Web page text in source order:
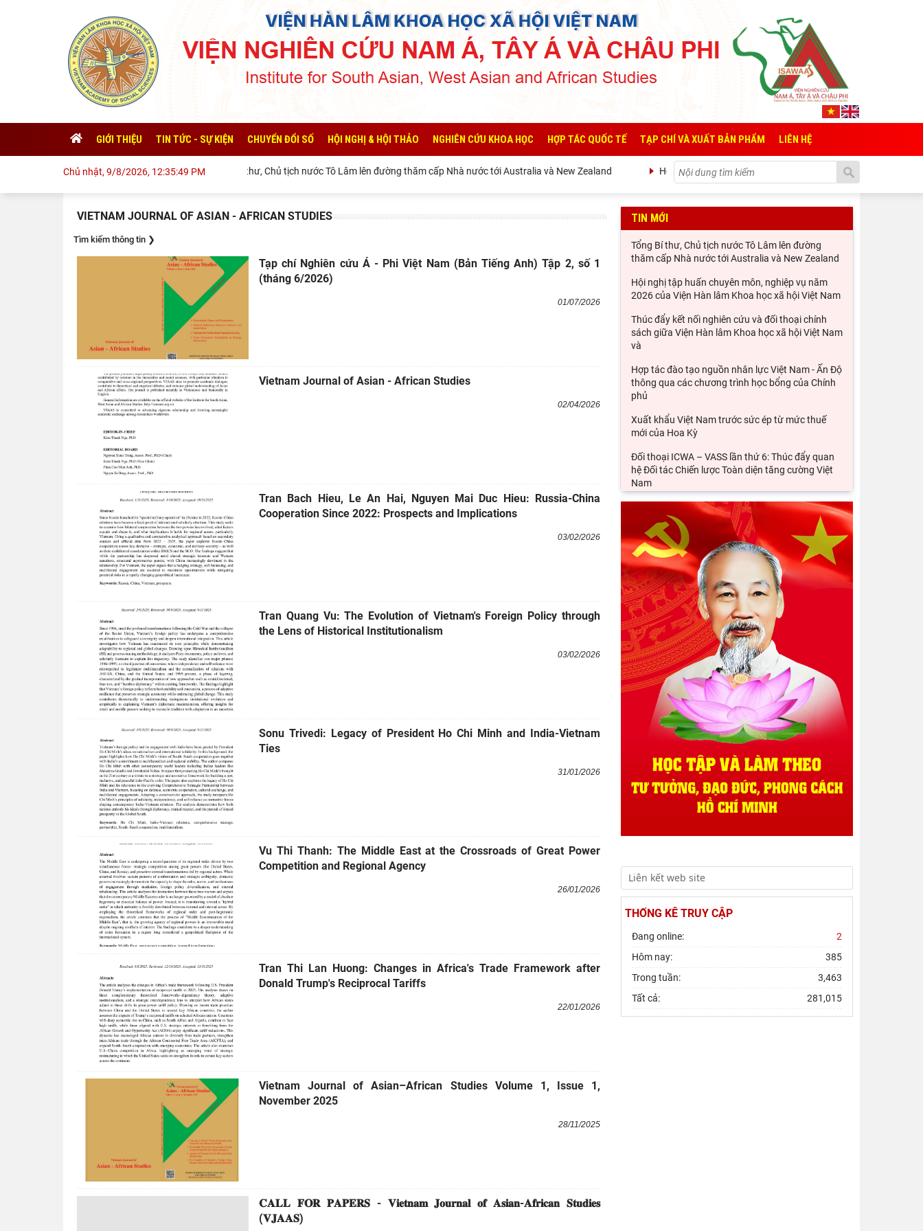
GIỚI THIỆU TIN TỨC - SỰ KIỆN CHUYỂN ĐỔI SỐ HỘI NGHỊ & HỘI THẢO NGHIÊN CỨU KHOA HỌC HỢP TÁC QUỐC TẾ TẠP CHÍ VÀ XUẤT BẢN PHẨM LIÊN HỆ
Chủ nhật, 9/8/2026, 12:35:49 PMTổng Bí thư, Chủ tịch nước Tô Lâm lên đường thăm cấp Nhà nước tới Australia và New Zealand Hội nghị tập huấn chuyên môn, nghiệp vụ năm 2026 của Viện
VIETNAM JOURNAL OF ASIAN - AFRICAN STUDIES
Tìm kiếm thông tin ❯
Tạp chí Nghiên cứu Á - Phi Việt Nam (Bản Tiếng Anh) Tập 2, số 1
(tháng 6/2026)
01/07/2026
Vietnam Journal of Asian - African Studies
02/04/2026
Tran Bach Hieu, Le An Hai, Nguyen Mai Duc Hieu: Russia-China
Cooperation Since 2022: Prospects and Implications
03/02/2026
Tran Quang Vu: The Evolution of Vietnam's Foreign Policy through
the Lens of Historical Institutionalism
03/02/2026
Sonu Trivedi: Legacy of President Ho Chi Minh and India-Vietnam
Ties
31/01/2026
Vu Thi Thanh: The Middle East at the Crossroads of Great Power
Competition and Regional Agency
26/01/2026
Tran Thi Lan Huong: Changes in Africa's Trade Framework after
Donald Trump's Reciprocal Tariffs
22/01/2026
Vietnam Journal of Asian–African Studies Volume 1, Issue 1,
November 2025
28/11/2025
𝐂𝐀𝐋𝐋 𝐅𝐎𝐑 𝐏𝐀𝐏𝐄𝐑𝐒 - 𝐕𝐢𝐞𝐭𝐧𝐚𝐦 𝐉𝐨𝐮𝐫𝐧𝐚𝐥 𝐨𝐟 𝐀𝐬𝐢𝐚𝐧-𝐀𝐟𝐫𝐢𝐜𝐚𝐧 𝐒𝐭𝐮𝐝𝐢𝐞𝐬
(𝐕𝐉𝐀𝐀𝐒)
TIN MỚI
Tổng Bí thư, Chủ tịch nước Tô Lâm lên đường
thăm cấp Nhà nước tới Australia và New Zealand
Hội nghị tập huấn chuyên môn, nghiệp vụ năm
2026 của Viện Hàn lâm Khoa học xã hội Việt Nam
Thúc đẩy kết nối nghiên cứu và đối thoại chính
sách giữa Viện Hàn lâm Khoa học xã hội Việt Nam
và
Hợp tác đào tạo nguồn nhân lực Việt Nam - Ấn Độ
thông qua các chương trình học bổng của Chính
phủ
Xuất khẩu Việt Nam trước sức ép từ mức thuế
mới của Hoa Kỳ
Đối thoại ICWA – VASS lần thứ 6: Thúc đẩy quan
hệ Đối tác Chiến lược Toàn diện tăng cường Việt
Nam
Từ Chính sách "Hướng Nam mới" và "Hành động
hướng Đông" đến hợp tác công nghệ bán dẫn Đài
Loan - Ấn
Ngoại giao văn hóa của Ấn Độ tại Việt Nam dưới
thời Thủ tướng Narendra Modi (2014 – 2026).
Từ quan niệm của C.Mác về công bằng phân phối
đến nguyên tắc phân phối trong nền kinh tế thị
trường
Đổi mới công tác kiểm tra, giám sát tại Chi bộ Viện
Nhà nước và Pháp luật: Gắn siết chặt kỷ cương
THỐNG KÊ TRUY CẬP
Đang online:
2
Hôm nay:
385
Trong tuần:
3,463
Tất cả:
281,015